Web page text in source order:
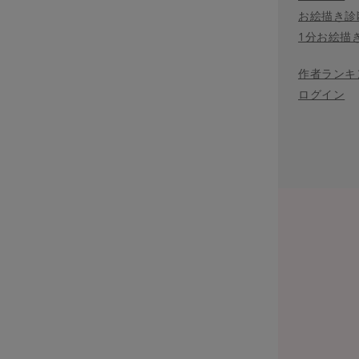
お絵描き
1分お絵描
作者ラン
ログイン